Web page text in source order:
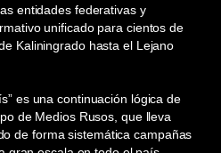
entidades federativas y
unificado para cientos de
Kaliningrado hasta el Lejano
es una continuación lógica de
de Medios Rusos, que lleva
de forma sistemática campañas